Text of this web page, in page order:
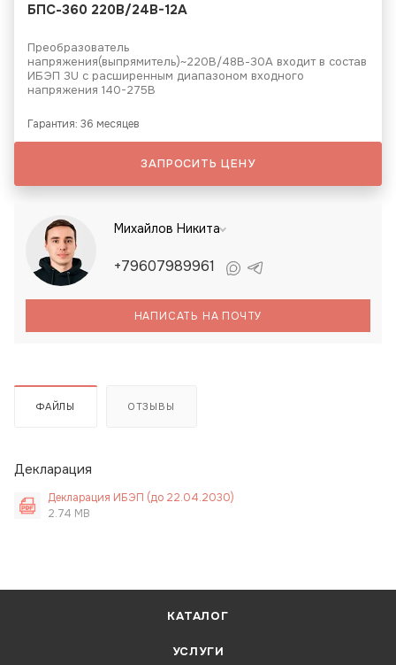
БПС-360 220B/24B-12A
Преобразователь
напряжения(выпрямитель)~220В/48В-30А входит в состав
ИБЭП 3U с расширенным диапазоном входного
напряжения 140-275В
Гарантия: 36 месяцев
ЗАПРОСИТЬ ЦЕНУ
Михайлов Никита
+79607989961
НАПИСАТЬ НА ПОЧТУ
ФАЙЛЫ ОТЗЫВЫ
Декларация
Декларация ИБЭП (до 22.04.2030)
2.74 MB
КАТАЛОГ
УСЛУГИ